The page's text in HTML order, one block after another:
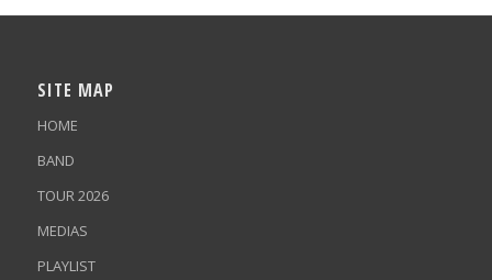
SITE MAP
HOME
BAND
TOUR 2026
MEDIAS
PLAYLIST